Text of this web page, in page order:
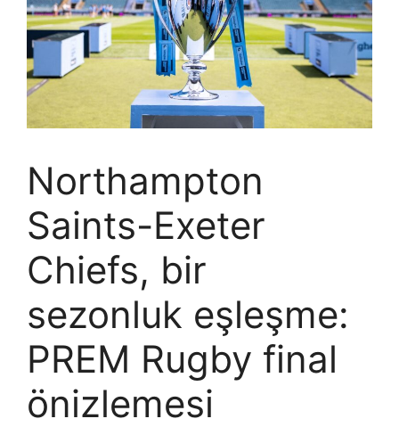
Northampton
Saints-Exeter
Chiefs, bir
sezonluk eşleşme:
PREM Rugby final
önizlemesi